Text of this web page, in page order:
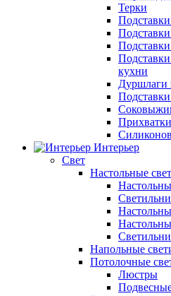
Терки
кухни
Дуршлаги
Интерьер
Свет
Настольные
Напольные
Потолочные
Люстры